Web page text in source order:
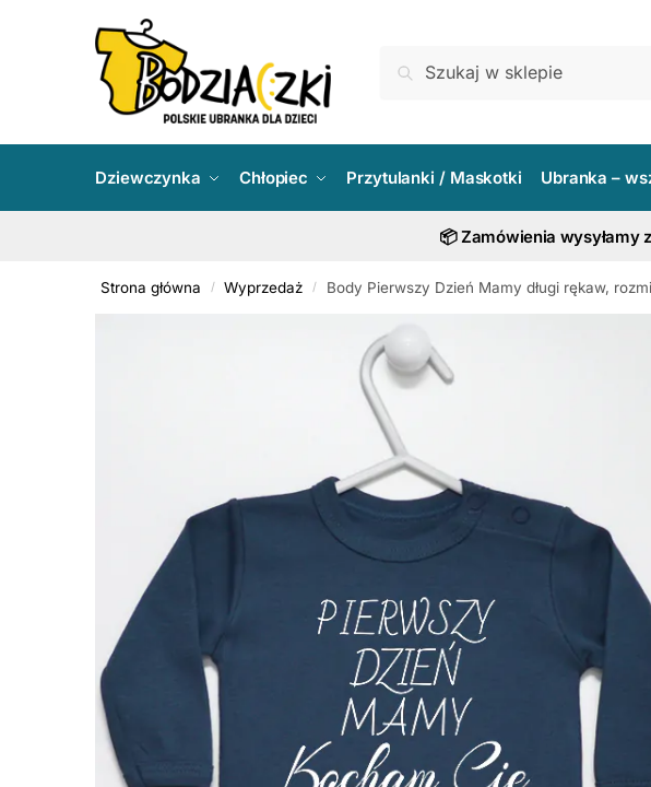
Dziewczynka Chłopiec Przytulanki / Maskotki Ubranka –
📦 Zamówienia wysyłamy
Strona główna / Wyprzedaż / Body Pierwszy Dzień Mamy długi rękaw,